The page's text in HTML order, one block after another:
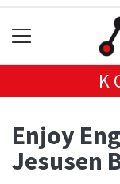
Enjoy
Jesusen